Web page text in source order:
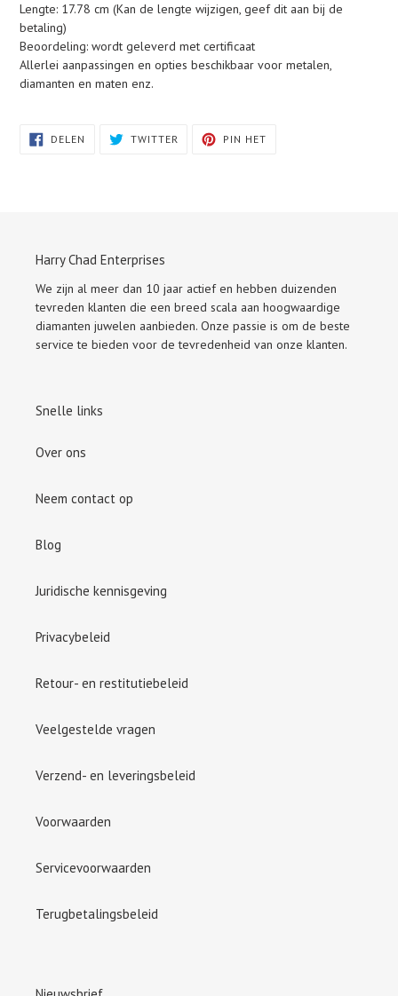
Lengte: 17.78 cm (Kan de lengte wijzigen, geef dit aan bij de
betaling)
Beoordeling: wordt geleverd met certificaat
Allerlei aanpassingen en opties beschikbaar voor metalen,
diamanten en maten enz.
DELEN DELEN
TWITTER TWITTEREN
OP
PIN HET
Harry Chad Enterprises
We zijn al meer dan 10 jaar actief en hebben duizenden
tevreden klanten die een breed scala aan hoogwaardige
diamanten juwelen aanbieden. Onze passie is om de beste
service te bieden voor de tevredenheid van onze klanten.
Snelle links
Over ons
Neem contact op
Blog
Juridische kennisgeving
Privacybeleid
Retour- en restitutiebeleid
Veelgestelde vragen
Verzend- en leveringsbeleid
Voorwaarden
Servicevoorwaarden
Terugbetalingsbeleid